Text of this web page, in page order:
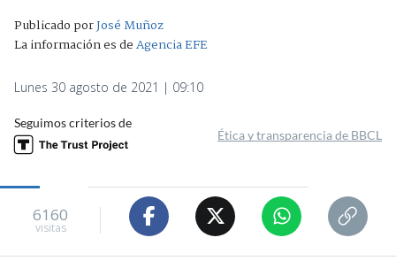
Publicado porJosé Muñoz
La información es deAgencia EFE
Lunes 30 agosto de 2021 | 09:10
Seguimos criterios de
Ética y transparencia de BBCL
6160
visitas